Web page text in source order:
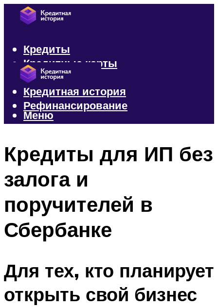
Кредиты
Кредитные карты
Микрозаймы
Кредитная история
Рефинансирование
Меню
Кредиты для ИП без
залога и
поручителей в
Сбербанке
Для тех, кто планирует
открыть свой бизнес